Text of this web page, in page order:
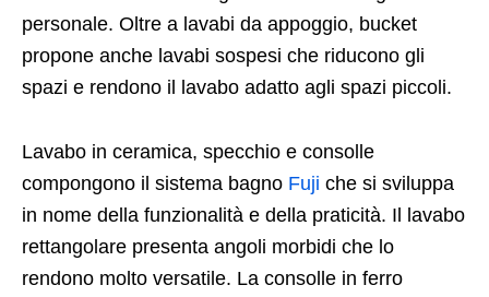
personale. Oltre a lavabi da appoggio, bucket
propone anche lavabi sospesi che riducono gli
spazi e rendono il lavabo adatto agli spazi piccoli.
Lavabo in ceramica, specchio e consolle
compongono il sistema bagno Fuji che si sviluppa
in nome della funzionalità e della praticità. Il lavabo
rettangolare presenta angoli morbidi che lo
rendono molto versatile. La consolle in ferro